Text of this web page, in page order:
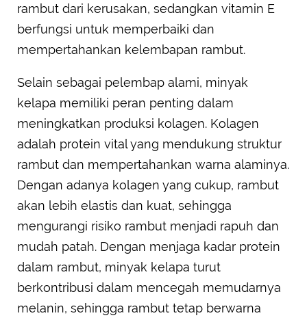
rambut dari kerusakan, sedangkan vitamin E
berfungsi untuk memperbaiki dan
mempertahankan kelembapan rambut.
Selain sebagai pelembap alami, minyak
kelapa memiliki peran penting dalam
meningkatkan produksi kolagen. Kolagen
adalah protein vital yang mendukung struktur
rambut dan mempertahankan warna alaminya.
Dengan adanya kolagen yang cukup, rambut
akan lebih elastis dan kuat, sehingga
mengurangi risiko rambut menjadi rapuh dan
mudah patah. Dengan menjaga kadar protein
dalam rambut, minyak kelapa turut
berkontribusi dalam mencegah memudarnya
melanin, sehingga rambut tetap berwarna